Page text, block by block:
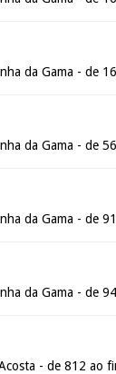
da Gama - de
da Gama - de
da Gama - de
da Gama - de
- de 812 ao